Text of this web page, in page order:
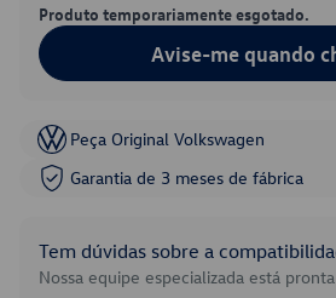
Produto temporariamente esgotado.
Avise-me quando
Peça Original Volkswagen
Garantia de 3 meses de fábrica
Tem dúvidas sobre a
Nossa equipe especializada está